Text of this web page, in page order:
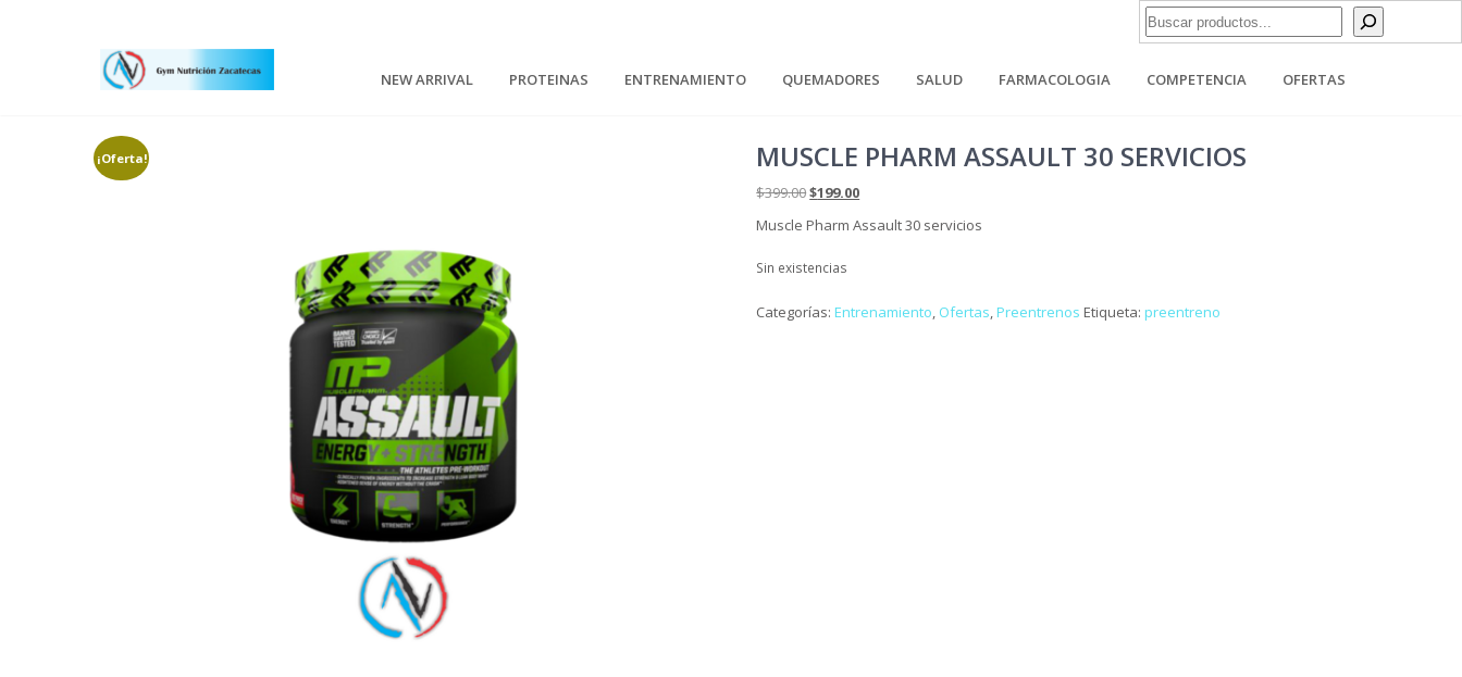
Buscar
NEW ARRIVAL PROTEINAS ENTRENAMIENTO QUEMADORES SALUD FARMACOLOGIA COMPETENCIA OFERTAS
¡Oferta! MUSCLE PHARM ASSAULT 30 SERVICIOS
$399.00El
original
$399.00.
$199.00El
actual
Muscle Pharm Assault 30 servicios
Sin existencias
Categorías:Entrenamiento, Ofertas,Preentrenos Etiqueta:preentreno